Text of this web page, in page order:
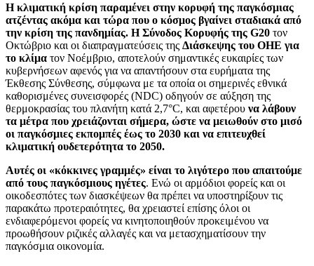
Η κλιματική κρίση παραμένει στην κορυφή της παγκόσμιας
ατζέντας ακόμα και τώρα που ο κόσμος βγαίνει σταδιακά από
την κρίση της πανδημίας. Η Σύνοδος Κορυφής της G20 τον
Οκτώβριο και οι διαπραγματεύσεις της Διάσκεψης του ΟΗΕ για
το κλίμα τον Νοέμβριο, αποτελούν σημαντικές ευκαιρίες των
κυβερνήσεων αφενός για να απαντήσουν στα ευρήματα της
Έκθεσης Σύνθεσης, σύμφωνα με τα οποία οι σημερινές εθνικά
καθορισμένες συνεισφορές (NDC) οδηγούν σε αύξηση της
θερμοκρασίας του πλανήτη κατά 2,7°C, και αφετέρου να λάβουν
τα μέτρα που χρειάζονται σήμερα, ώστε να μειωθούν στο μισό
οι παγκόσμιες εκπομπές έως το 2030 και να επιτευχθεί
κλιματική ουδετερότητα το 2050.
Αυτές οι «κόκκινες γραμμές» είναι το λιγότερο που απαιτούμε
από τους παγκόσμιους ηγέτες. Ενώ οι αρμόδιοι φορείς και οι
οικοδεσπότες των διασκέψεων θα πρέπει να υποστηρίξουν τις
παρακάτω προτεραιότητες, θα χρειαστεί επίσης όλοι οι
ενδιαφερόμενοι φορείς να κινητοποιηθούν προκειμένου να
προωθήσουν ριζικές αλλαγές και να μετασχηματίσουν την
παγκόσμια οικονομία.